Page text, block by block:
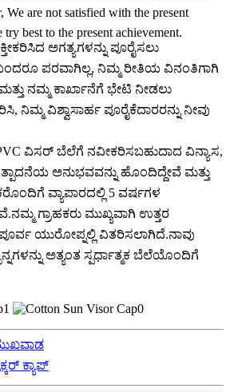
are not satisfied with the present
best to the present achievement.
ಅಗತ್ಯಗಳನ್ನು ಪೂರೈಸಲು
ಪರವಾಗಿಲ್ಲ, ನಿಮ್ಮ ರೀತಿಯ ವಿನಂತಿಗಾಗಿ
ನಮ್ಮ ಕಾರ್ಖಾನೆಗೆ ಭೇಟಿ ನೀಡಲು
ನಿಮ್ಮ ವಿಶ್ವಾಸಾರ್ಹ ಪೂರೈಕೆದಾರರನ್ನು ನೀವು
ವಿಸರ್ ಬೆಲೆಗೆ ನವೀಕರಿಸಬಹುದಾದ ವಿನ್ಯಾಸ,
ಅನುಭವವನ್ನು ಹೊಂದಿದ್ದೇವೆ ಮತ್ತು
ವ್ಯಾಪಾರದಲ್ಲಿ 5 ವರ್ಷಗಳ
ಗ್ರಾಹಕರು ಮುಖ್ಯವಾಗಿ ಉತ್ತರ
ಯುರೋಪ್ನಲ್ಲಿ ವಿತರಿಸಲಾಗಿದೆ.ನಾವು
ಅತ್ಯಂತ ಸ್ಪರ್ಧಾತ್ಮಕ ಬೆಲೆಯೊಂದಿಗೆ
ಕ್ಯಾಪ್